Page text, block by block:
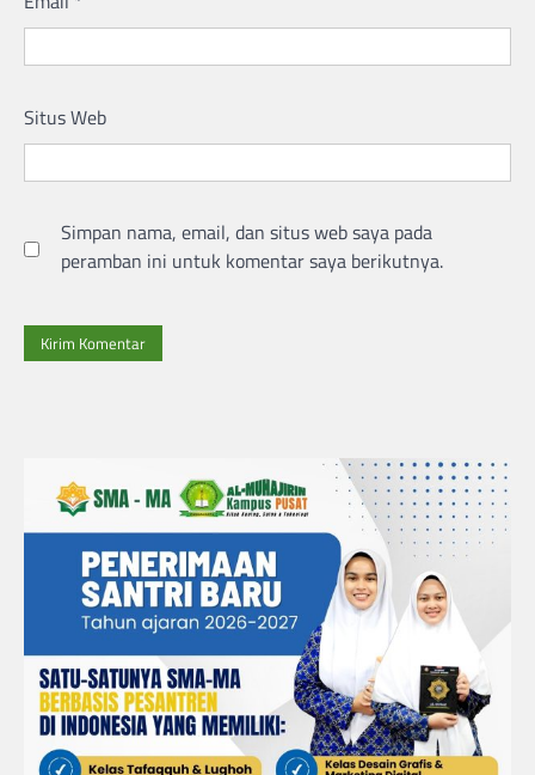
Situs Web
Simpan nama, email, dan situs web saya pada
peramban ini untuk komentar saya berikutnya.